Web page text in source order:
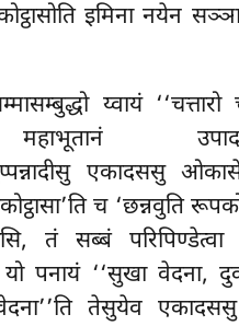
इमिना नयेन
य्वायं
एकादससु
च ‘छन्नवुति
तं सब्बं
यो पनायं ‘‘सुखा वेदना,
तेसुयेव